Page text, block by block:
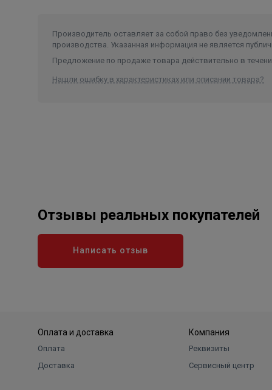
Производитель оставляет за собой право без
производства. Указанная информация не является
Предложение по продаже товара действительно в
Нашли ошибку в характеристиках или описании товара?
Отзывы реальных покупателей
Написать отзыв
Оплата и доставка
Оплата
Доставка
Компания
Реквизиты
Сервисный центр